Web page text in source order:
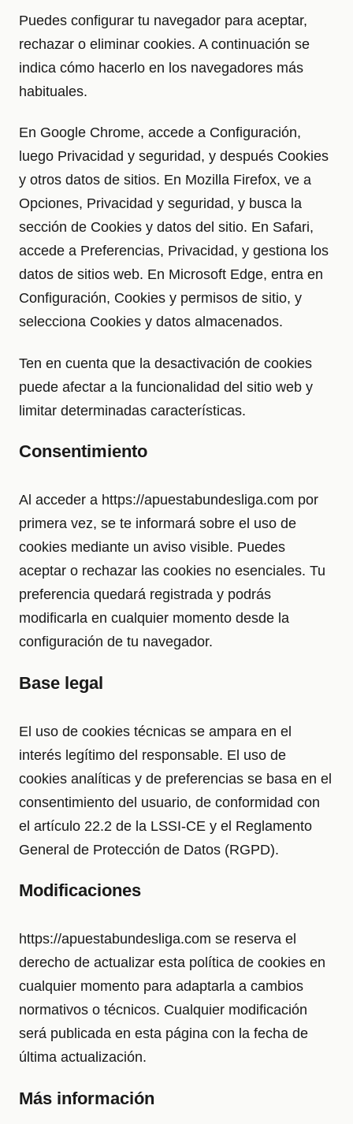
Puedes configurar tu navegador para aceptar,
rechazar o eliminar cookies. A continuación se
indica cómo hacerlo en los navegadores más
habituales.
En Google Chrome, accede a Configuración,
luego Privacidad y seguridad, y después Cookies
y otros datos de sitios. En Mozilla Firefox, ve a
Opciones, Privacidad y seguridad, y busca la
sección de Cookies y datos del sitio. En Safari,
accede a Preferencias, Privacidad, y gestiona los
datos de sitios web. En Microsoft Edge, entra en
Configuración, Cookies y permisos de sitio, y
selecciona Cookies y datos almacenados.
Ten en cuenta que la desactivación de cookies
puede afectar a la funcionalidad del sitio web y
limitar determinadas características.
Consentimiento
Al acceder a https://apuestabundesliga.com por
primera vez, se te informará sobre el uso de
cookies mediante un aviso visible. Puedes
aceptar o rechazar las cookies no esenciales. Tu
preferencia quedará registrada y podrás
modificarla en cualquier momento desde la
configuración de tu navegador.
Base legal
El uso de cookies técnicas se ampara en el
interés legítimo del responsable. El uso de
cookies analíticas y de preferencias se basa en el
consentimiento del usuario, de conformidad con
el artículo 22.2 de la LSSI-CE y el Reglamento
General de Protección de Datos (RGPD).
Modificaciones
https://apuestabundesliga.com se reserva el
derecho de actualizar esta política de cookies en
cualquier momento para adaptarla a cambios
normativos o técnicos. Cualquier modificación
será publicada en esta página con la fecha de
última actualización.
Más información